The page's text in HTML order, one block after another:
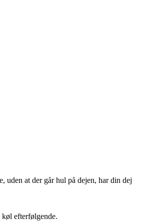
uden at der går hul på dejen, har din dej
efterfølgende.